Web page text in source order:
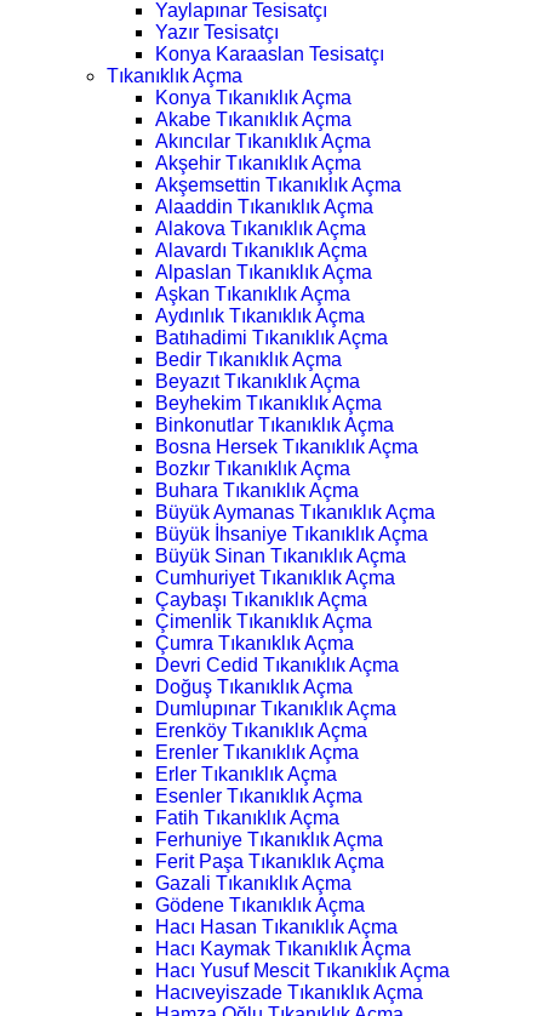
Yaylapınar Tesisatçı
Yazır Tesisatçı
Konya Karaaslan Tesisatçı
Tıkanıklık Açma
Konya Tıkanıklık Açma
Akabe Tıkanıklık Açma
Akıncılar Tıkanıklık Açma
Akşehir Tıkanıklık Açma
Akşemsettin Tıkanıklık Açma
Alaaddin Tıkanıklık Açma
Alakova Tıkanıklık Açma
Alavardı Tıkanıklık Açma
Alpaslan Tıkanıklık Açma
Aşkan Tıkanıklık Açma
Aydınlık Tıkanıklık Açma
Batıhadimi Tıkanıklık Açma
Bedir Tıkanıklık Açma
Beyazıt Tıkanıklık Açma
Beyhekim Tıkanıklık Açma
Binkonutlar Tıkanıklık Açma
Bosna Hersek Tıkanıklık Açma
Bozkır Tıkanıklık Açma
Buhara Tıkanıklık Açma
Büyük Aymanas Tıkanıklık Açma
Büyük İhsaniye Tıkanıklık Açma
Büyük Sinan Tıkanıklık Açma
Cumhuriyet Tıkanıklık Açma
Çaybaşı Tıkanıklık Açma
Çimenlik Tıkanıklık Açma
Çumra Tıkanıklık Açma
Devri Cedid Tıkanıklık Açma
Doğuş Tıkanıklık Açma
Dumlupınar Tıkanıklık Açma
Erenköy Tıkanıklık Açma
Erenler Tıkanıklık Açma
Erler Tıkanıklık Açma
Esenler Tıkanıklık Açma
Fatih Tıkanıklık Açma
Ferhuniye Tıkanıklık Açma
Ferit Paşa Tıkanıklık Açma
Gazali Tıkanıklık Açma
Gödene Tıkanıklık Açma
Hacı Hasan Tıkanıklık Açma
Hacı Kaymak Tıkanıklık Açma
Hacı Yusuf Mescit Tıkanıklık Açma
Hacıveyiszade Tıkanıklık Açma